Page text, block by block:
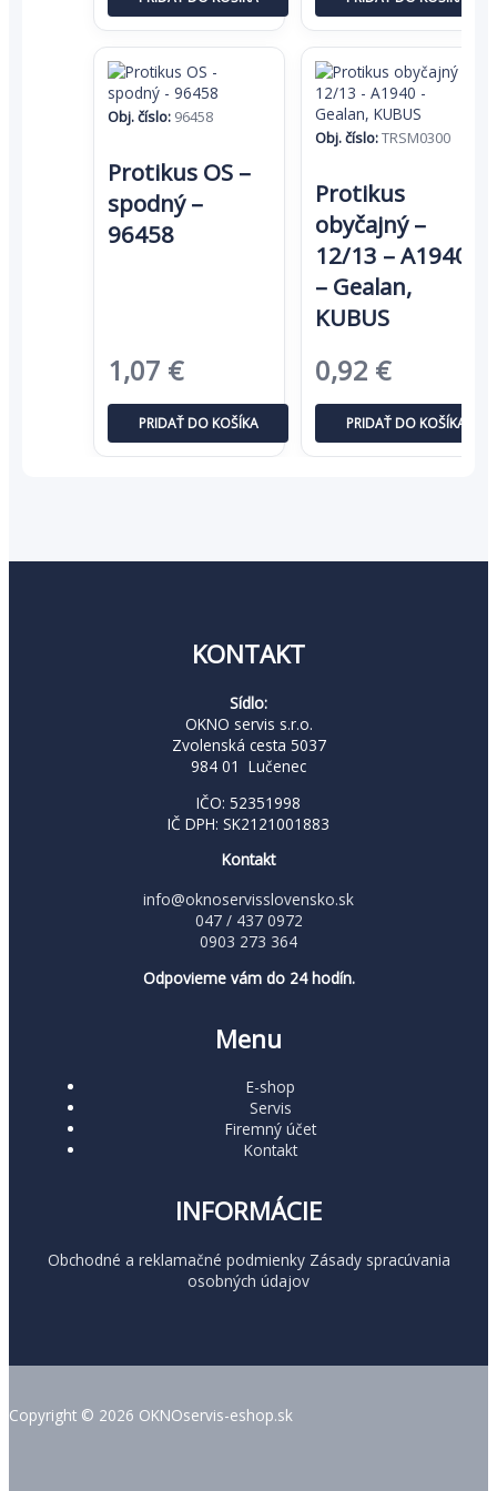
bola:
1,41 €.
je:
0,92 €.
bola:
2,74 €.
je:
1,78 €.
Obj. číslo: 96458
Protikus OS –
spodný –
96458
Pôvodná
cena
bola:
1,07 €Aktuálna
cena
je:
PRIDAŤ DO KOŠÍKA
Obj. číslo:TRSM0300
Protikus
obyčajný –
12/13 – A1940
– Gealan,
KUBUS
Pôvodná
cena
bola:
0,92 €
cena
je:
PRIDAŤ DO KOŠÍKA
KONTAKT
Sídlo:
OKNO servis s.r.o.
Zvolenská cesta 5037
984 01 Lučenec
IČO: 52351998
IČ DPH: SK2121001883
Kontakt
info@oknoservisslovensko.sk
047 / 437 0972
0903 273 364
Odpovieme vám do 24 hodín.
Menu
E-shop
Servis
Firemný účet
Kontakt
INFORMÁCIE
Obchodné a reklamačné podmienky Zásady spracúvania
osobných údajov
Copyright © 2026 OKNOservis-eshop.sk